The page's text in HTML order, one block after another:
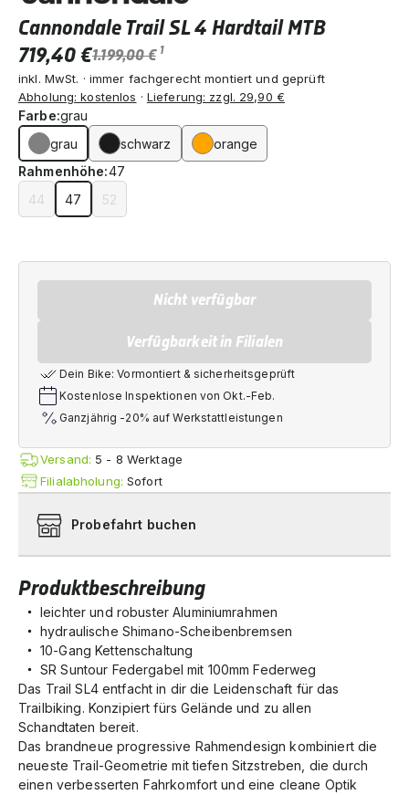
Produktbeschreibung
leichter und robuster Aluminiumrahmen
hydraulische Shimano-Scheibenbremsen
10-Gang Kettenschaltung
SR Suntour Federgabel mit 100mm Federweg
Das Trail SL4 entfacht in dir die Leidenschaft für das
Trailbiking. Konzipiert fürs Gelände und zu allen
Schandtaten bereit.
Das brandneue progressive Rahmendesign kombiniert die
neueste Trail-Geometrie mit tiefen Sitzstreben, die durch
einen verbesserten Fahrkomfort und eine cleane Optik
Cannondale Trail SL 4 Hardtail MTB
719,40 €1.199,00 € 1
inkl. MwSt. · immer fachgerecht montiert und geprüft
Abholung: kostenlos · Lieferung: zzgl. 29,90 €
Farbe:grau
grau
schwarz
orange
Rahmenhöhe:47
44
47 52
Nicht verfügbar
Verfügbarkeit in Filialen
Dein Bike: Vormontiert & sicherheitsgeprüft
Kostenlose Inspektionen von Okt.-Feb.
Ganzjährig -20% auf Werkstattleistungen
Versand: 5 - 8 Werktage
Filialabholung:Sofort
Probefahrt buchen